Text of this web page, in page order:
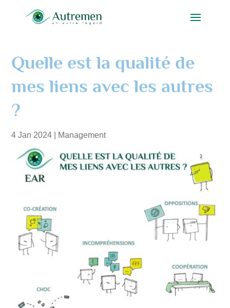
Quelle est la qualité de
mes liens avec les autres
?
4 Jan 2024 Management